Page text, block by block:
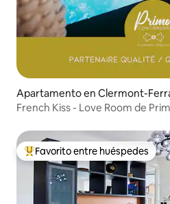
Apartamento en Clermont-
French Kiss - Love Room de
Favorito entre huéspedes
Favorito entre huéspedes